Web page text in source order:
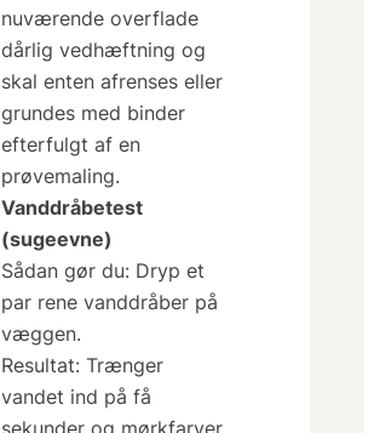
nuværende overflade
dårlig vedhæftning og
skal enten afrenses eller
grundes med binder
efterfulgt af en
prøvemaling.
Vanddråbetest
(sugeevne)
Sådan gør du: Dryp et
par rene vanddråber på
væggen.
Resultat: Trænger
vandet ind på få
sekunder og mørkfarver